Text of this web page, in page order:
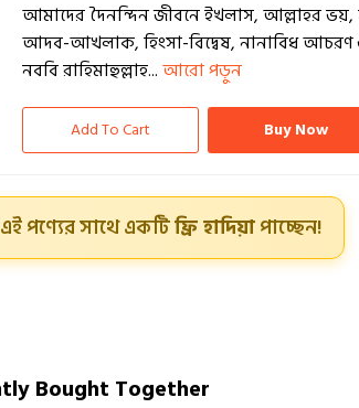
আমাদের দৈনন্দিন জীবনে ইখলাস, আল্লাহর
আদব-আখলাক, হিংসা-বিদ্বেষ, নানাবিধ আচরণ
নববি রাহিমাহুল্লাহ...আরো পড়ুন
Add To Cart Buy Now
পণ্যের সাথে একটিফ্রি হাদিয়াপাচ্ছেন!
Bought Together